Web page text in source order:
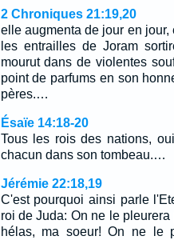
2 Chroniques 21:19,20
elle augmenta de jour en
les entrailles de Joram
mourut dans de violentes
point de parfums en son
pères.…
Ésaïe 14:18-20
Tous les rois des nations,
chacun dans son tombeau.…
Jérémie 22:18,19
C'est pourquoi ainsi parle
roi de Juda: On ne le
hélas, ma soeur! On ne le